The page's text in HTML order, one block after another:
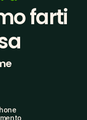
farti